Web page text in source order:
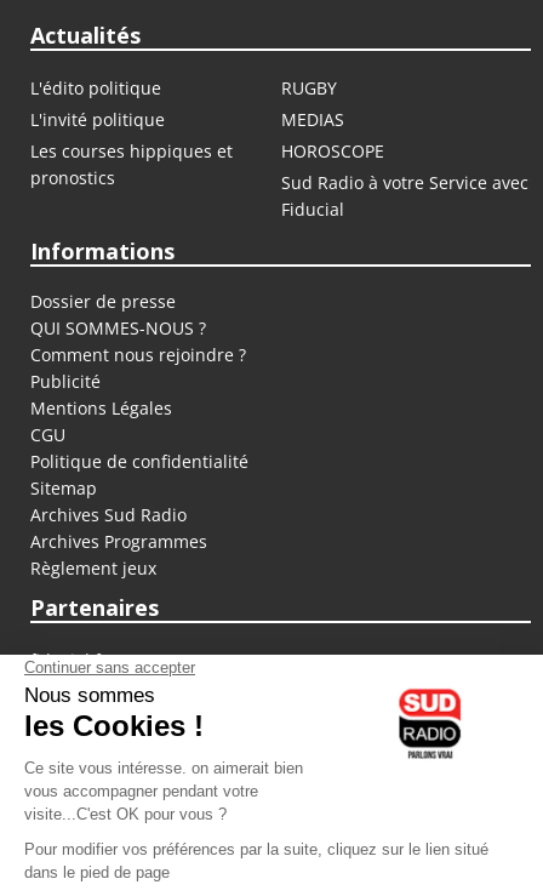
Actualités
L'édito politique
RUGBY
L'invité politique
MEDIAS
Les courses hippiques et
pronostics
HOROSCOPE
Sud Radio à votre Service avec
Fiducial
Informations
Dossier de presse
QUI SOMMES-NOUS ?
Comment nous rejoindre ?
Publicité
Mentions Légales
CGU
Politique de confidentialité
Sitemap
Archives Sud Radio
Archives Programmes
Règlement jeux
Partenaires
fiducial.fr
lyoncapitale.fr
olympique-et-lyonnais.com
L'application Iphone / Android
Téléchargez l'application